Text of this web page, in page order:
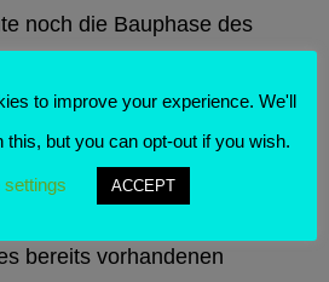
noch die Bauphase des
flapsig formuliert, ist der
Gemischwarenladen
des 20. Jahrhunderts.
bereits vorhandenen
to improve your experience. We'll
but you can opt-out if you wish.
ACCEPT